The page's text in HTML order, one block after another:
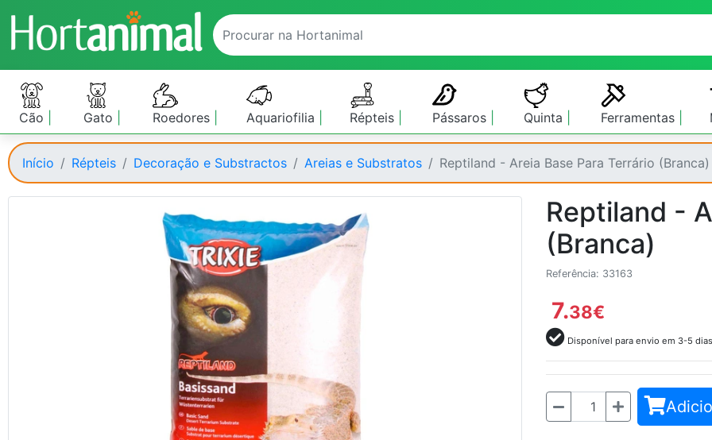
Cão Gato Roedores Aquariofilia Répteis Pássaros Quinta Ferramentas
Início Répteis Decoração e Substractos Areias e Substratos Reptiland - Areia Base Para Terrário (Branca)
Reptiland -
(Branca)
Referência: 33163
7.38€
Disponível para envio em 3-5 dias
Quantidade